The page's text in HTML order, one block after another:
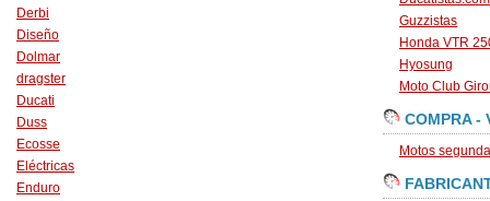
Derbi
Diseño
Dolmar
dragster
Ducati
Duss
Ecosse
Eléctricas
Enduro
Guzzistas
Honda VTR
Hyosung
Moto Club
COMPRA -
Motos